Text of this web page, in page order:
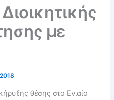
με
θέσης στο Ενιαίο